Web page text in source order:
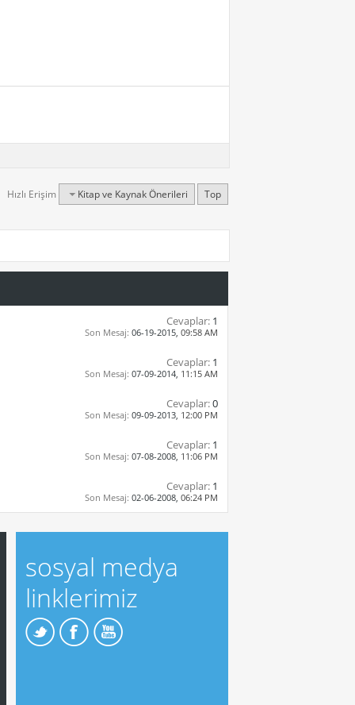
Hızlı Erişim Kitap ve Kaynak Önerileri Top
Cevaplar: 1
Son Mesaj: 06-19-2015, 09:58 AM
Cevaplar: 1
Son Mesaj: 07-09-2014, 11:15 AM
Cevaplar:0
Son Mesaj: 09-09-2013, 12:00 PM
Cevaplar: 1
Son Mesaj: 07-08-2008, 11:06 PM
Cevaplar: 1
Son Mesaj: 02-06-2008, 06:24 PM
sosyal medya
linklerimiz